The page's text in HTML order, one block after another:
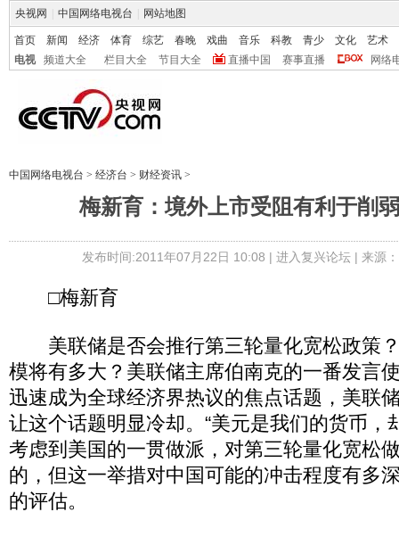
央视网 中国网络电视台 网站地图
首页 新闻 经济 体育 综艺 春晚 戏曲 音乐 科教 青少 文化
艺术
电视
频道大全 栏目大全 节目大全 直播中国 赛事直播 网络
中国网络电视台 > 经济台 > 财经资讯 >
梅新育：境外上市受阻有利于削
发布时间:2011年07月22日 10:08 | 进入复兴论坛 | 来源
□梅新育
美联储是否会推行第三轮量化宽松政策
模将有多大？美联储主席伯南克的一番发言
迅速成为全球经济界热议的焦点话题，美联
让这个话题明显冷却。“美元是我们的货币
考虑到美国的一贯做派，对第三轮量化宽松
的，但这一举措对中国可能的冲击程度有多
的评估。